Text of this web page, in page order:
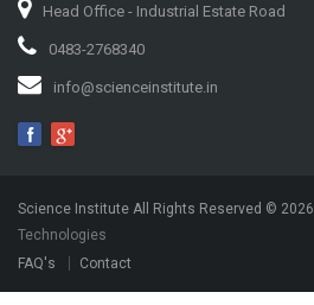
Head Office - Industrial Estate Road
0483-2768340
info@scienceinstitute.in
Science Institute All Rights Reserved © 2026
Technologies
FAQ's
Contact